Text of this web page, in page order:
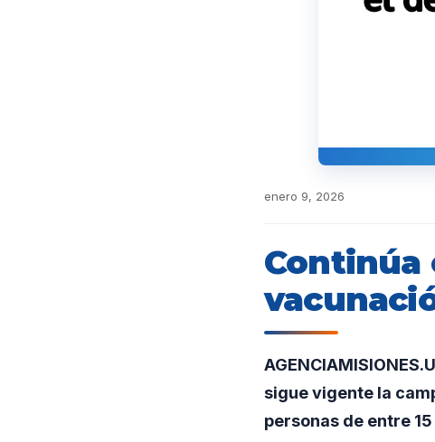
enero 9, 2026
Continúa
sigue vigente la
personas de entre